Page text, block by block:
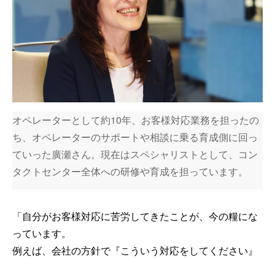
オペレーターとして約10年、お客様対応業務を担ったの
ち、オペレーターのサポートや相談に乗る育成側に回っ
ていった廣瀬さん。現在はスペシャリストとして、コン
タクトセンター全体への研修や育成を担っています。
「自分がお客様対応に苦労してきたことが、今の糧にな
っています。
例えば、会社の方針で『こういう対応をしてください』